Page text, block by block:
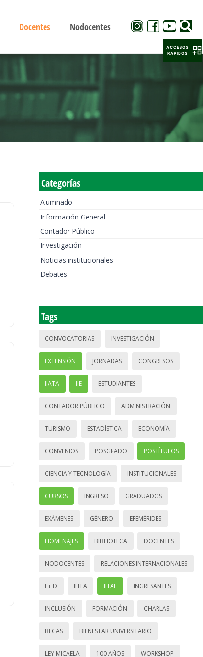
Docentes Nodocentes
Categorías
Alumnado
Información General
Contador Público
Investigación
Noticias institucionales
Debates
Tags
CONVOCATORIAS INVESTIGACIÓN
EXTENSIÓN JORNADAS CONGRESOS
IIATA IIE ESTUDIANTES
CONTADOR PÚBLICO ADMINISTRACIÓN
TURISMO ESTADÍSTICA ECONOMÍA
CONVENIOS POSGRADO POSTÍTULOS
CIENCIA Y TECNOLOGÍA INSTITUCIONALES
CURSOS INGRESO GRADUADOS
EXÁMENES GÉNERO EFEMÉRIDES
HOMENAJES BIBLIOTECA DOCENTES
NODOCENTES RELACIONES INTERNACIONALES
I + D IITEA IITAE INGRESANTES
INCLUSIÓN FORMACIÓN CHARLAS
BECAS BIENESTAR UNIVERSITARIO
LEY MICAELA 100 AÑOS WORKSHOP
ACCESOS
RAPIDOS